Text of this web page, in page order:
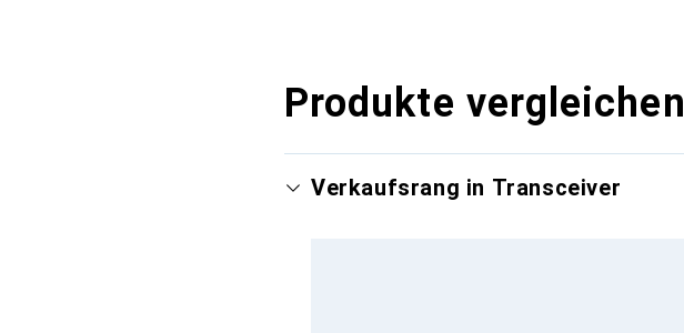
Produkte vergleichen
Verkaufsrang in Transceiver